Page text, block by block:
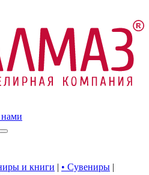
нами
и книги | • Сувениры |